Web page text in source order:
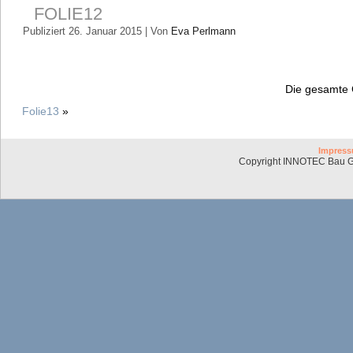
FOLIE12
Publiziert 26. Januar 2015 Von Eva Perlmann
Die
Folie13 »
Copyright INNOTEC Bau